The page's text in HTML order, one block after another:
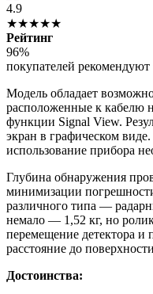
4.9
★★★★★
Рейтинг
96%
покупателей рекомендуют
Модель обладает
расположенные к кабелю
функции Signal View.
экран в графическом
использование прибора
Глубина обнаружения
минимизации
различного типа —
немало — 1,52 кг, но
перемещение детектора и
расстояние до
Достоинства: